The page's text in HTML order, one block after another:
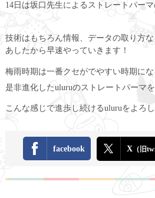
14日は坂口先生によるストレートパー
技術はもちろん情報、データの取り方な
あしたから早速やっていきます！
梅雨時期は一番クセがでやすい時期にな
是非進化したuluruのストレートパーマ
こんな感じで進歩し続けるuluruをよろ
facebook X（旧